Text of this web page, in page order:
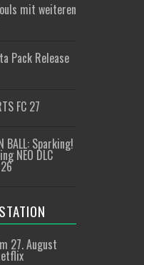
mit weiteren
Pack Release
FC 27
BALL: Sparking!
NEO DLC
27. August